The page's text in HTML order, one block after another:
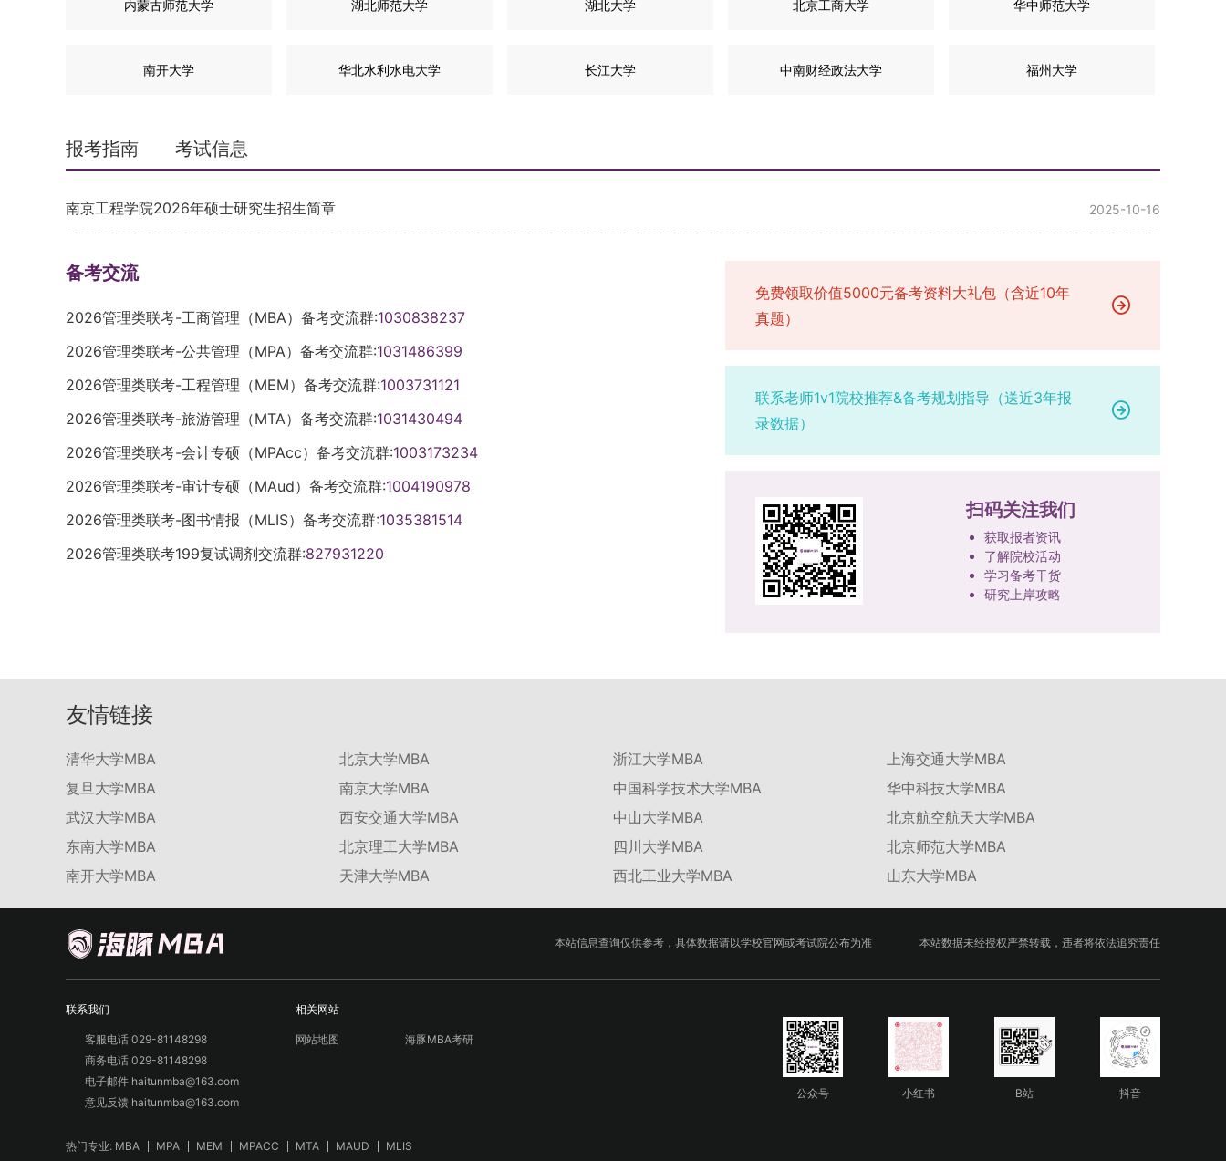
内蒙古师范大学 湖北师范大学 湖北大学 北京工商大学 华中师范大学
南开大学 华北水利水电大学 长江大学 中南财经政法大学 福州大学
报考指南 考试信息
南京工程学院2026年硕士研究生招生简章 2025-10-16
备考交流
2026管理类联考-工商管理（MBA）备考交流群:1030838237
2026管理类联考-公共管理（MPA）备考交流群:1031486399
2026管理类联考-工程管理（MEM）备考交流群:1003731121
2026管理类联考-旅游管理（MTA）备考交流群:1031430494
2026管理类联考-会计专硕（MPAcc）备考交流群:1003173234
2026管理类联考-审计专硕（MAud）备考交流群:1004190978
2026管理类联考-图书情报（MLIS）备考交流群:1035381514
2026管理类联考199复试调剂交流群:827931220
免费领取价值5000元备考资料大礼包（含近10年
真题）
联系老师1v1院校推荐&备考规划指导（送近3年报
录数据）
扫码关注我们
获取报者资讯
了解院校活动
学习备考干货
研究上岸攻略
友情链接
清华大学MBA 北京大学MBA 浙江大学MBA
上海交通大学MBA
复旦大学MBA
南京大学MBA 中国科学技术大学MBA
华中科技大学MBA
武汉大学MBA
西安交通大学MBA 中山大学MBA
北京航空航天大学MBA
东南大学MBA
北京理工大学MBA 四川大学MBA
北京师范大学MBA
南开大学MBA
天津大学MBA 西北工业大学MBA 山东大学MBA
本站信息查询仅供参考，具体数据请以学校官网或考试院公布为准 本站数据未经授权严禁转载，违者将依法追究责任
联系我们
客服电话 029-81148298
商务电话 029-81148298
电子邮件 haitunmba@163.com
意见反馈 haitunmba@163.com
相关网站
网站地图 海豚MBA考研
公众号 小红书 B站 抖音
热门专业: MBA MPA MEM MPACC MTA MAUD MLIS